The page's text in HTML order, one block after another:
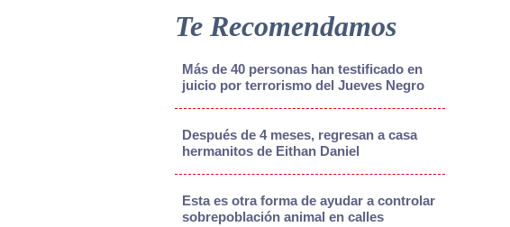
Te Recomendamos
Más de 40 personas han testificado en
juicio por terrorismo del Jueves Negro
Después de 4 meses, regresan a casa
hermanitos de Eithan Daniel
Esta es otra forma de ayudar a controlar
sobrepoblación animal en calles